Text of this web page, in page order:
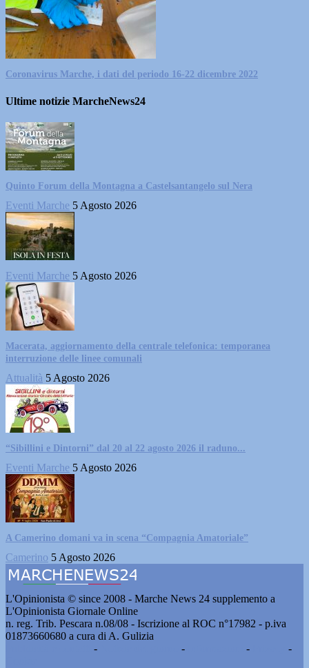
Coronavirus Marche, i dati del periodo 16-22 dicembre 2022
Ultime notizie MarcheNews24
Quinto Forum della Montagna a Castelsantangelo sul Nera
Eventi Marche 5 Agosto 2026
Eventi Marche 5 Agosto 2026
Macerata, aggiornamento della centrale telefonica: temporanea
interruzione delle linee comunali
Attualità 5 Agosto 2026
“Sibillini e Dintorni” dal 20 al 22 agosto 2026 il raduno...
Eventi Marche 5 Agosto 2026
A Camerino domani va in scena “Compagnia Amatoriale”
Camerino 5 Agosto 2026
L'Opinionista © since 2008 - Marche News 24 supplemento a
L'Opinionista Giornale Online
n. reg. Trib. Pescara n.08/08 - Iscrizione al ROC n°17982 - p.iva
01873660680 a cura di A. Gulizia
- - -
-